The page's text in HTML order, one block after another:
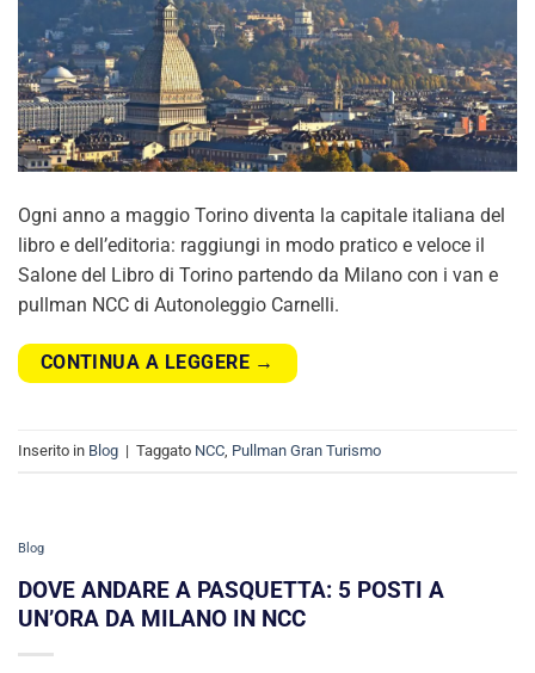
Ogni anno a maggio Torino diventa la capitale italiana del
libro e dell’editoria: raggiungi in modo pratico e veloce il
Salone del Libro di Torino partendo da Milano con i van e
pullman NCC di Autonoleggio Carnelli.
CONTINUA A LEGGERE →
Inserito in Blog | Taggato NCC Pullman Gran Turismo
Blog
DOVE ANDARE A PASQUETTA: 5 POSTI A
UN’ORA DA MILANO IN NCC